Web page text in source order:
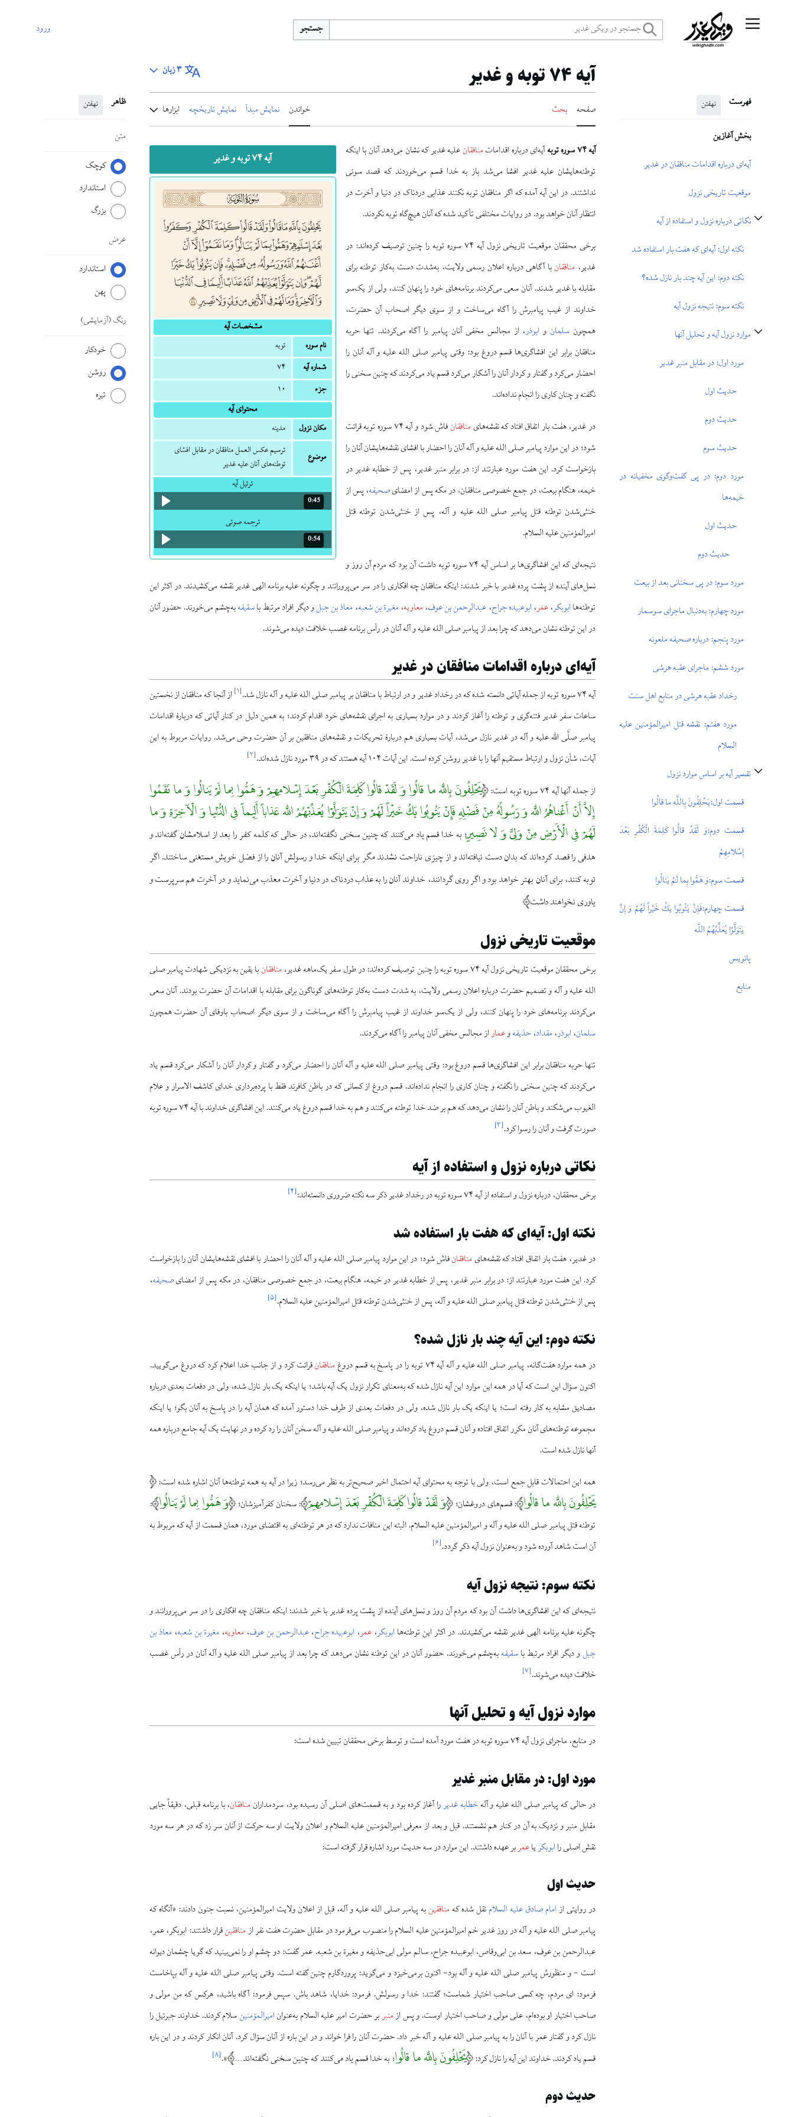
منوی اصلی جستجو ورود
فهرست نهفتن
بخش آغازین
آیه‌ای درباره اقدامات منافقان در غدیر
موقعیت تاریخی نزول
نکاتی درباره نزول و استفاده از آیه
تغییر وضعیت زیربخش‌های نکاتی درباره نزول و استفاده از آیه
نکته اول: آیه‌ای که هفت بار استفاده شد
نکته دوم: این آیه چند بار نازل شده؟
نکته سوم: نتیجه نزول آیه
موارد نزول آیه و تحلیل آنها
تغییر وضعیت زیربخش‌های موارد نزول آیه و تحلیل آنها
مورد اول: در مقابل منبر غدیر
حدیث اول
حدیث دوم
حدیث سوم
مورد دوم: در پی گفت‌وگوی مخفیانه در
خیمه‌ها
حدیث اول
حدیث دوم
مورد سوم: در پی سخنانی بعد از بیعت
مورد چهارم: به‌دنبال ماجرای سوسمار
مورد پنجم: درباره صحیفه ملعونه
مورد ششم: ماجرای عقبه هرشی
رخداد عقبه هرشی در منابع اهل سنت
مورد هفتم: نقشه قتل امیرالمؤمنین علیه
السلام
تفسیر آیه بر اساس موارد نزول
تغییر وضعیت زیربخش‌های تفسیر آیه بر اساس موارد نزول
قسمت اول:يَحْلِفُونَ بِاللَّه ما قالُوا
قسمت دوم:وَ لَقَدْ قالُوا كَلِمَةَ الْكُفْرِ بَعْدَ
إِسْلامِهِمْ
قسمت سوم:وَ هَمُّوا بِما لَمْ يَنالُوا
قسمت چهارم:فَإِنْ يَتُوبُوا يَكُ خَيْراً لَهُمْ وَ إِنْ
يَتَوَلَّوْا يُعَذِّبْهُمُ اللَّه
پانویس
منابع
آيه ۷۴ توبه و غدیر ۳ زبان
صفحه بحث خواندن نمایش مبدأ نمایش تاریخچه ابزارها ظاهر نهفتن
متن
کوچک
استاندارد
بزرگ
عرض
استاندارد
پهن
رنگ(آزمایشی)
خودکار
روشن
تیره
آیه ۷۴ توبه و غدیر
مشخصات آیه
نام سوره
توبه
شماره آیه
۷۴
جزء
۱۰
محتوای آیه
مکان نزول
مدینه
موضوع
ترسیم عکس العمل منافقان در مقابل افشای
توطئه‌های آنان علیه غدیر
ترتیل آیه
مدت: 45 ثانیه
0:45
ترجمه صوتی
مدت: 54 ثانیه
0:54
آیه ۷۴ سوره توبه آیه‌ای درباره اقداماتمنافقانعلیه غدیر که نشان می‌دهد آنان با اینکه
توطئه‌هایشان علیه غدیر افشا می‌شد باز به خدا قسم می‌خوردند که قصد سوئی
نداشتند. در این آیه آمده که اگر منافقان توبه نکنند عذابی دردناک در دنیا و آخرت در
انتظار آنان خواهد بود. در روایات مختلفی تأکید شده که آنان هیچ‌گاه توبه نکردند.
برخی محققان موقعیت تاریخی نزول آیه ۷۴ سوره توبه را چنین توصیف کرده‌اند: در
غدیر، منافقانبا آگاهی درباره اعلان رسمی ولایت، به‌شدت دست به‌کار توطئه برای
مقابله با غدیر شدند. آنان سعی می‌کردند برنامه‌های خود را پنهان کنند، ولی از یک‌سو
خداوند از غیب پیامبرش را آگاه می‌ساخت و از سوی دیگر اصحاب آن حضرت،
همچون سلمانوابوذر، از مجالس مخفی آنان پیامبر را آگاه می‌کردند. تنها حربه
منافقان برابر این افشاگری‌ها قسم دروغ بود: وقتی پیامبر صلی الله علیه و آله آنان را
احضار می‌کرد و گفتار و کردار آنان را آشکار می‌کرد قسم یاد می‌کردند که چنین سخنی را
نگفته و چنان کاری را انجام نداده‌اند.
در غدیر، هفت بار اتفاق افتاد که نقشه‌هایمنافقان
فاش شود و آیه ۷۴ سوره توبه قرائت
شود؛ در این موارد پیامبر صلی الله علیه و آله آنان را احضار با افشای نقشه‌هایشان آنان را
بازخواست کرد. این هفت مورد عبارتند از: در برابر منبر غدیر، پس از خطابه غدیر در
خیمه، هنگام بیعت، در جمع خصوصی منافقان، در مکه پس از امضایصحیفه، پس از
خنثی‌شدن توطئه قتل پیامبر صلی الله علیه و آله، پس از خنثی‌شدن توطئه قتل
امیرالمؤمنین علیه السلام.
نتیجه‌ای که این افشاگری‌ها بر اساس آیه ۷۴ سوره توبه داشت آن بود که مردم آن روز و
نسل‌های آینده از پشت پرده غدیر با خبر شدند: اینکه منافقان چه افکاری را در سر می‌پرورانند و چگونه علیه برنامه الهی غدیر نقشه می‌کشیدند. در اکثر این
توطئه‌هاابوبکر،عمر،ابوعبیده جراح، عبدالرحمن بن عوف، معاویه، مغیرة بن شعبه، معاذ بن جبلو دیگر افراد مرتبط باسقیفهبه‌چشم می‌خورند. حضور آنان
در این توطئه نشان می‌دهد که چرا بعد از پیامبر صلی الله علیه و آله آنان در رأس برنامه غصب خلافت دیده می‌شوند.
آیه‌ای درباره اقدامات منافقان در غدیر
آیه ۷۴ سوره توبه از جمله آیاتی دانسته شده که در رخداد غدیر و در ارتباط با منافقان بر پیامبر صلی الله علیه و آله نازل شد. [۱]از آنجا که منافقان از نخستین
ساعات سفر غدیر فتنه‌گری و توطئه را آغاز کردند و در موارد بسیاری به اجرای نقشه‌های خود اقدام کردند؛ به همین دلیل در کنار آیاتی که دربارهٔ اقدامات
پیامبر صلَّی اللّٰه علیه و آله در غدیر نازل می‌شد، آیات بسیاری هم دربارهٔ تحریکات و نقشه‌های منافقین بر آن حضرت وحی می‌شد. روایات مربوط به این
آیات، شأن نزول و ارتباط مستقیم آنها را با غدیر روشن کرده است. این آیات ۱۰۴ آیه هستند که در ۳۹ مورد نازل شده‌اند.
[۲]
از جمله آنها آیه ۷۴ سوره توبه است:
یَحْلِفُونَ بِاللَّه ما قالُوا وَ لَقَدْ قالُوا کَلِمَةَ الْکُفْرِ بَعْدَ إِسْلامِهِمْ وَ هَمُّوا بِما لَمْ یَنالُوا وَ ما نَقَمُوا
إِلاَّ أَنْ أَغْناهُمُ اللَّه وَ رَسُولُهُ مِنْ فَضْلِهِ فَإِنْ یَتُوبُوا یَکُ خَیْراً لَهُمْ وَ إِنْ یَتَوَلَّوْا یُعَذِّبْهُمُ اللَّه عَذاباً أَلِیماً فِی الدُّنْیا وَ الْآخِرَةِ وَ ما
لَهُمْ فِی الْأَرْضِ مِنْ وَلِیٍّ وَ لا نَصِیرٍ؛ به خدا قسم یاد می‌کنند که چنین سخنی نگفته‌اند، در حالی که کلمه کفر را بعد از اسلامشان گفته‌اند و
هدفی را قصد کرده‌اند که بدان دست نیافته‌اند و از چیزی ناراحت نشدند مگر برای اینکه خدا و رسولش آنان را از فضل خویش مستغنی ساختند. اگر
توبه کنند، برای آنان بهتر خواهد بود و اگر روی گردانند، خداوند آنان را به عذاب دردناک در دنیا و آخرت معذب می‌نماید و در آخرت هم سرپرست و
یاوری نخواهند داشت
موقعیت تاریخی نزول
برخی محققان موقعیت تاریخی نزول آیه ۷۴ سوره توبه را چنین توصیف کرده‌اند: در طول سفر یک‌ماهه غدیر، منافقانبا یقین به نزدیکی شهادت پیامبر صلی
الله علیه و آله و تصمیم حضرت درباره اعلان رسمی ولایت، به شدت دست به‌کار توطئه‌های گوناگون برای مقابله با اقدامات آن حضرت بودند. آنان سعی
می‌کردند برنامه‌های خود را پنهان کنند، ولی از یک‌سو خداوند از غیب پیامبرش را آگاه می‌ساخت و از سوی دیگر اصحاب باوفای آن حضرت همچون
سلمان،ابوذر، مقداد،حذیفهوعماراز مجالس مخفی آنان پیامبر را آگاه می‌کردند.
تنها حربه منافقان برابر این افشاگری‌ها قسم دروغ بود: وقتی پیامبر صلی الله علیه و آله آنان را احضار می‌کرد و گفتار و کردار آنان را آشکار می‌کرد قسم یاد
می‌کردند که چنین سخنی را نگفته و چنان کاری را انجام نداده‌اند. قسم دروغ از کسانی که در باطن کافرند فقط با پرده‌برداری خدای کاشف الاسرار و علام
الغیوب می‌شکند و باطن آنان را نشان می‌دهد که هم بر ضد خدا توطئه می‌کنند و هم به خدا قسم دروغ یاد می‌کنند. این افشاگری خداوند با آیه ۷۴ سوره توبه
صورت گرفت و آنان را رسوا کرد.[۳]
نکاتی درباره نزول و استفاده از آیه
برخی محققان، درباره نزول و استفاده از آیه ۷۴ سوره توبه در رخداد غدیر ذکر سه نکته ضروری دانسته‌اند: [۴]
نکته اول: آیه‌ای که هفت بار استفاده شد
در غدیر، هفت بار اتفاق افتاد که نقشه‌هایمنافقانفاش شود؛ در این موارد پیامبر صلی الله علیه و آله آنان را احضار با افشای نقشه‌هایشان آنان را بازخواست
کرد. این هفت مورد عبارتند از: در برابر منبر غدیر، پس از خطابه غدیر در خیمه، هنگام بیعت، در جمع خصوصی منافقان، در مکه پس از امضایصحیفه،
پس از خنثی‌شدن توطئه قتل پیامبر صلی الله علیه و آله، پس از خنثی‌شدن توطئه قتل امیرالمؤمنین علیه السلام.[۵]
نکته دوم: این آیه چند بار نازل شده؟
در همه موارد هفت‌گانه، پیامبر صلی الله علیه و آله آیه ۷۴ توبه را در پاسخ به قسم دروغ منافقانقرائت کرد و از جانب خدا اعلام کرد که دروغ می‌گویید.
اکنون سؤال این است که آیا در همه این موارد این آیه نازل شده که به‌معنای تکرار نزول یک آیه باشد؛ یا اینکه یک بار نازل شده، ولی در دفعات بعدی درباره
مصادیق مشابه به کار رفته است؛ یا اینکه یک بار نازل شده، ولی در دفعات بعدی از طرف خدا دستور آمده که همان آیه را در پاسخ به آنان بگو؛ یا اینکه
مجموعه توطئه‌های آنان مکرر اتفاق افتاده و آنان قسم دروغ یاد کرده‌اند و پیامبر صلی الله علیه و آله سخن آنان را رد کرده و در نهایت یک آیه جامع درباره همه
آنها نازل شده است.
همه این احتمالات قابل جمع است، ولی با توجه به محتوای آیه احتمال اخیر صحیح‌تر به نظر می‌رسد؛ زیرا در آیه به همه توطئه‌ها آنان اشاره شده است:
یَحْلِفُونَ بِاللَّه ما قالُوا : قسم‌های دروغشان؛ وَ لَقَدْ قالُوا کَلِمَةَ الْکُفْرِ بَعْدَ إِسْلامِهِمْ : سخنان کفرآمیزشان؛ وَ هَمُّوا بِما لَمْ یَنالُوا :
توطئه قتل پیامبر صلی الله علیه و آله و امیرالمؤمنین علیه السلام. البته این منافات ندارد که در هر توطئه‌ای به اقتضای مورد، همان قسمت از آیه که مربوط به
آن است شاهد آورده شود و به‌عنوان نزول آیه ذکر گردد.[۶]
نکته سوم: نتیجه نزول آیه
نتیجه‌ای که این افشاگری‌ها داشت آن بود که مردم آن روز و نسل‌های آینده از پشت پرده غدیر با خبر شدند: اینکه منافقان چه افکاری را در سر می‌پرورانند و
چگونه علیه برنامه الهی غدیر نقشه می‌کشیدند. در اکثر این توطئه‌هاابوبکر، عمر، ابوعبیده جراح،عبدالرحمن بن عوف، معاویه، مغیرة بن شعبه، معاذ بن
جبلو دیگر افراد مرتبط باسقیفهبه‌چشم می‌خورند. حضور آنان در این توطئه نشان می‌دهد که چرا بعد از پیامبر صلی الله علیه و آله آنان در رأس غصب
خلافت دیده می‌شوند.[۷]
موارد نزول آیه و تحلیل آنها
در منابع، ماجرای نزول آیه ۷۴ سوره توبه در هفت مورد آمده است و توسط برخی محققان تبیین شده است:
مورد اول: در مقابل منبر غدیر
در حالی که پیامبر صلی الله علیه و آلهخطابه غدیررا آغاز کرده بود و به قسمت‌های اصلی آن رسیده بود، سردمدارانمنافقان، با برنامه قبلی، دقیقاً جایی
مقابل منبر و نزدیک به آن در کنار هم نشستند. قبل و بعد از معرفی امیرالمؤمنین علیه السلام و اعلان ولایت او سه حرکت از آنان سر زد که در هر سه مورد
نقش اصلی راابوبکریاعمربر عهده داشتند. این موارد در سه حدیث مورد اشاره قرار گرفته است:
حدیث اول
در روایتی ازامام صادق علیه السلامنقل شده کهمنافقینبه پیامبر صلی الله علیه و آله، قبل از اعلان ولایت امیرالمؤمنین، نسبت جنون دادند: «آنگاه که
پیامبر صلی الله علیه و آله در روز غدیر خم امیرالمؤمنین علیه السلام را منصوب می‌فرمود در مقابل حضرت هفت نفر ازمنافقینقرار داشتند: ابوبکر، عمر،
عبدالرحمن بن عوف، سعد بن ابی‌وقاص، ابوعبیده جراح، سالم مولی ابی‌حذیفه و مغیرة بن شعبه. عمر گفت: دو چشم او را نمی‌بینید که گویا چشمان دیوانه
است - و منظورش پیامبر صلی الله علیه و آله بود- اکنون برمی‌خیزد و می‌گوید: پروردگارم چنین گفته است. وقتی پیامبر صلی الله علیه و آله بپاخاست
فرمود: ای مردم، چه کسی صاحب اختیار شماست؛ گفتند: خدا و رسولش. فرمود: خدایا، شاهد باش. سپس فرمود: آگاه باشید، هرکس که من مولی و
صاحب اختیار او بوده‌ام، علی مولی و صاحب اختیار اوست. و پس ازمنبربر حضرت امیر علیه السلام به‌عنوانامیرالمؤمنینسلام کردند. خداوند جبرئیل را
نازل کرد و گفتار عمر با آنان را به پیامبر صلی الله علیه و آله خبر داد. حضرت آنان را فرا خواند و در این باره از آنان سؤال کرد. آنان انکار کردند و در این باره
قسم یاد کردند. خداوند این آیه را نازل کرد:
یَحْلِفُونَ بِاللَّه ما قالُوا؛ به خدا قسم یاد می‌کنند که چنین سخنی نگفته‌اند… ».
[۸]
حدیث دوم